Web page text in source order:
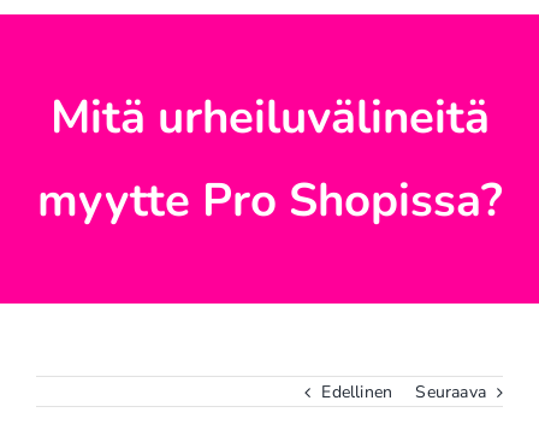
Mitä urheiluvälineitä
myytte Pro Shopissa?
Edellinen Seuraava